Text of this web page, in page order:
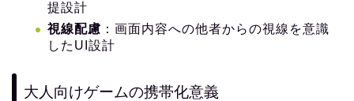
提設計
視線配慮 ：画面内容への他者からの視線を意識
したUI設計
大人向けゲームの携帯化意義